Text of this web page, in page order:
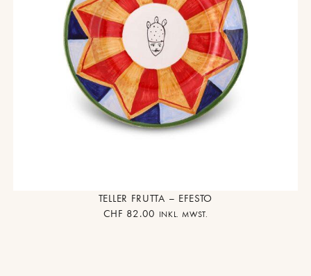
TELLER FRUTTA – EFESTO
CHF 82.00 INKL. MWST.